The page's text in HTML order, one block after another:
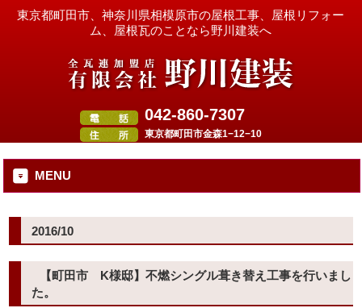
東京都町田市、神奈川県相模原市の屋根工事、屋根リフォー
ム、屋根瓦のことなら野川建装へ
042-860-7307
東京都町田市金森1−12−10
MENU
2016/10
【町田市 K様邸】不燃シングル葺き替え工事を行いまし
た。